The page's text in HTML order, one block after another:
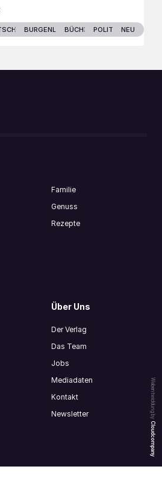
BURGENLANDBÜCHER POLITIK NEU
Webentwicklung by
Cloudcompany
Familie
Genuss
Rezepte
Über Uns
Der Verlag
Das Team
Jobs
Mediadaten
Kontakt
Newsletter